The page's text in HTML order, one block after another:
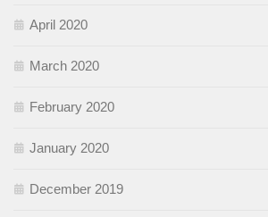
April 2020
March 2020
February 2020
January 2020
December 2019